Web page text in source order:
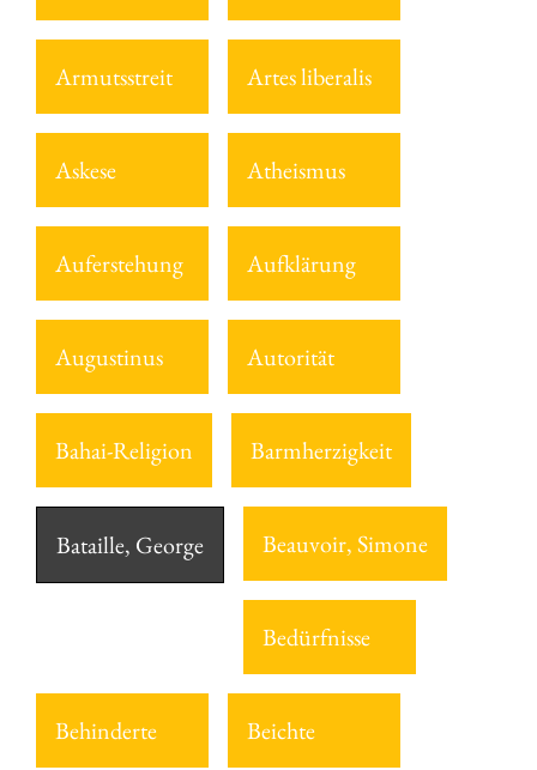
Armutsstreit Artes liberalis
Askese Atheismus
Auferstehung Aufklärung
Augustinus Autorität
Bahai-Religion Barmherzigkeit
Bataille, George Beauvoir, Simone
Bedürfnisse
Behinderte Beichte